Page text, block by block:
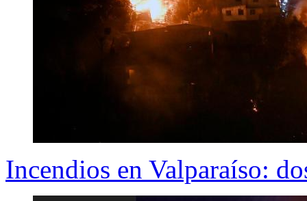
Incendios en Valparaíso: